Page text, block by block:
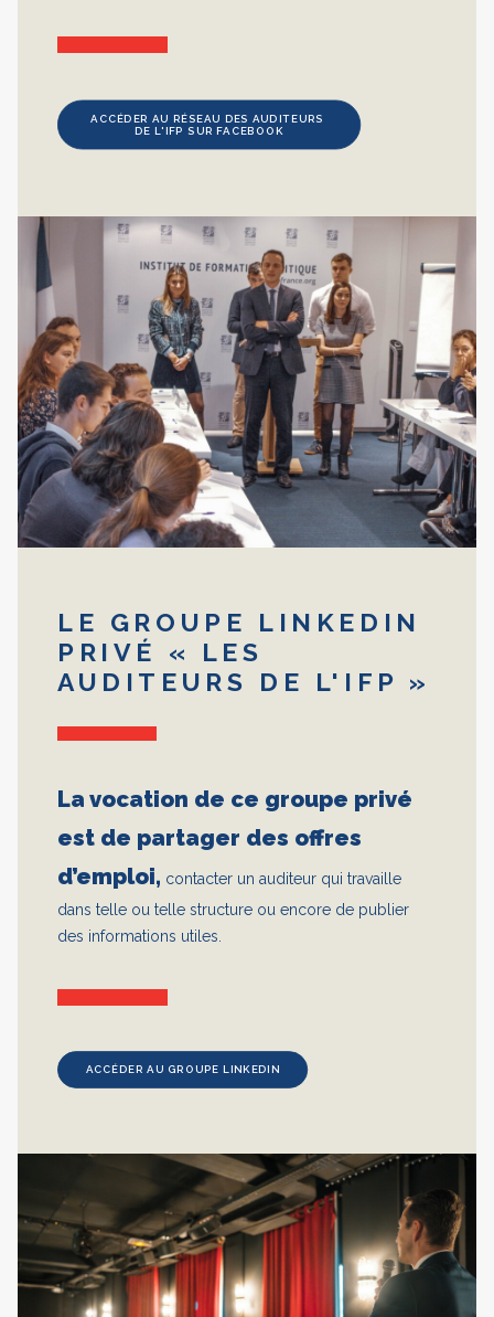
ACCÉDER AU RÉSEAU DES AUDITEURS
DE L'IFP SUR FACEBOOK
LE GROUPE LINKEDIN
PRIVÉ « LES
AUDITEURS DE L'IFP »
La vocation de ce groupe privé
est de partager des offres
d’emploi, contacter un auditeur qui travaille
dans telle ou telle structure ou encore de publier
des informations utiles.
ACCÉDER AU GROUPE LINKEDIN